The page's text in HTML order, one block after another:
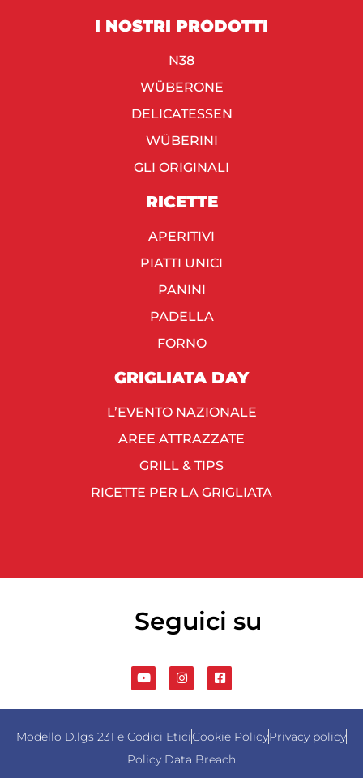
I NOSTRI PRODOTTI
N38
WÜBERONE
DELICATESSEN
WÜBERINI
GLI ORIGINALI
RICETTE
APERITIVI
PIATTI UNICI
PANINI
PADELLA
FORNO
GRIGLIATA DAY
L’EVENTO NAZIONALE
AREE ATTRAZZATE
GRILL & TIPS
RICETTE PER LA GRIGLIATA
Seguici su
Modello D.lgs 231 e Codici EticiCookie PolicyPrivacy policy
Policy Data Breach